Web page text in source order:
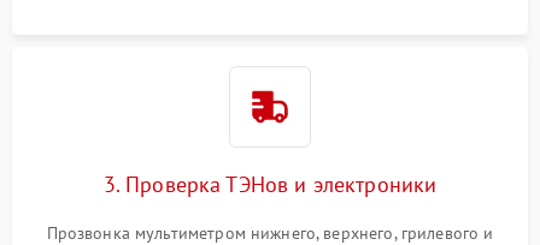
3. Проверка ТЭНов и электроники
Прозвонка мультиметром нижнего, верхнего, грилевого и